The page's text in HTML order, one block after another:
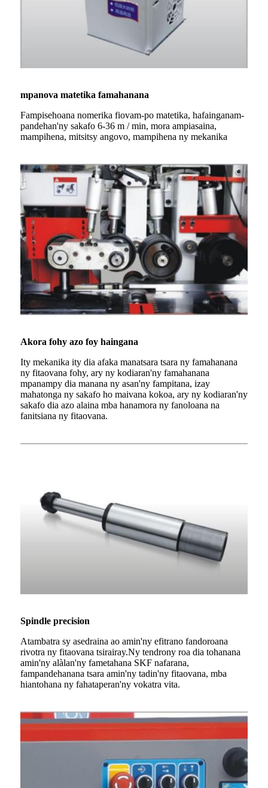
mpanova matetika famahanana
Fampisehoana nomerika fiovam-po matetika, hafainganam-
pandehan'ny sakafo 6-36 m / min, mora ampiasaina,
mampihena, mitsitsy angovo, mampihena ny mekanika
Akora fohy azo foy haingana
Ity mekanika ity dia afaka manatsara tsara ny famahanana
ny fitaovana fohy, ary ny kodiaran'ny famahanana
mpanampy dia manana ny asan'ny fampitana, izay
mahatonga ny sakafo ho maivana kokoa, ary ny kodiaran'ny
sakafo dia azo alaina mba hanamora ny fanoloana na
fanitsiana ny fitaovana.
Spindle precision
Atambatra sy asedraina ao amin'ny efitrano fandoroana
rivotra ny fitaovana tsirairay.Ny tendrony roa dia tohanana
amin'ny alàlan'ny fametahana SKF nafarana,
fampandehanana tsara amin'ny tadin'ny fitaovana, mba
hiantohana ny fahataperan'ny vokatra vita.